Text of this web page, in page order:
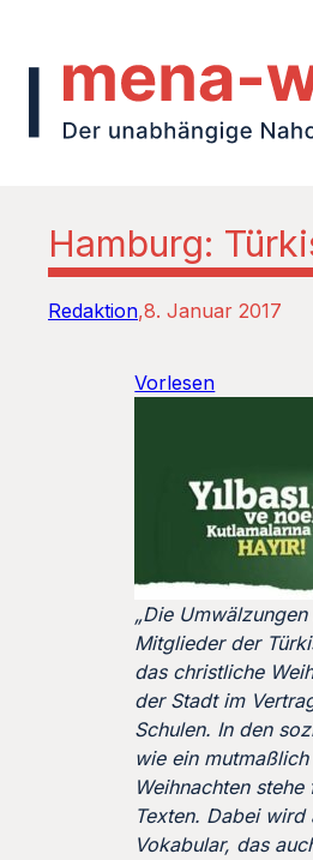
Hamburg:
Redaktion 8. Januar 2017
Vorlesen
„Die
Mitglieder der
das christliche
der Stadt im
Schulen. In den
wie ein
Weihnachten
Texten. Dabei wird
Vokabular, das